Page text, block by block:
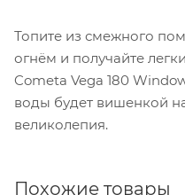
Топите из смежного
огнём и получайте
Cometa Vega 180
воды будет вишенкой
великолепия.
Похожие товары